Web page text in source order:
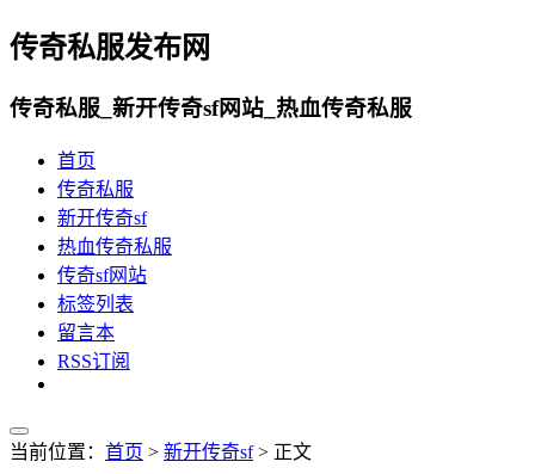
传奇私服发布网
传奇私服_新开传奇sf网站_热血传奇私服
首页
传奇私服
新开传奇sf
热血传奇私服
传奇sf网站
标签列表
留言本
RSS订阅
当前位置： 首页 > 新开传奇sf> 正文